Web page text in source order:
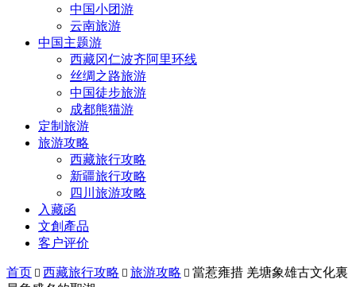
中国小团游
云南旅游
中国主题游
西藏冈仁波齐阿里环线
丝绸之路旅游
中国徒步旅游
成都熊猫游
定制旅游
旅游攻略
西藏旅行攻略
新疆旅行攻略
四川旅游攻略
入藏函
文創產品
客户评价
首页  西藏旅行攻略  旅游攻略  當惹雍措 羌塘象雄古文化裏